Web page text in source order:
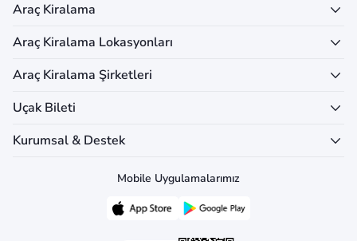
Araç Kiralama
Araç Kiralama Lokasyonları
Araç Kiralama Şirketleri
Uçak Bileti
Kurumsal & Destek
Mobile Uygulamalarımız